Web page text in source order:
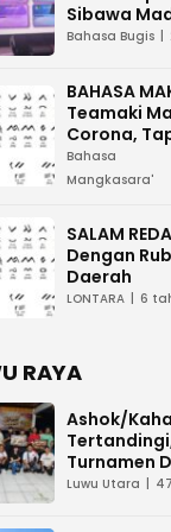
Sibawa
Tau Maega
Bahasa Bugis
BAHASA
Teamaki
Corona,
Waspada
Bahasa
Mangkasara'
SALAM
Dengan
Daerah
LONTARA 6
RAYA
Ashok/
Turnamen
KAWASAN
Luwu Utara